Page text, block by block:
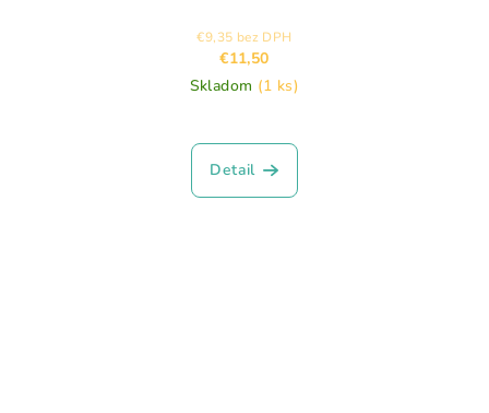
€9,35 bez DPH
€11,50
Skladom (1 ks)
Detail